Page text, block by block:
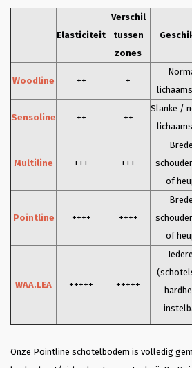
Elasticiteit
Verschil
tussen
zones
Woodline ++ +
Sensoline ++ ++
Slanke /
Multiline +++ +++
of
Pointline ++++ ++++
of
WAA.LEA +++++ +++++
Onze Pointline schotelbodem is volledig